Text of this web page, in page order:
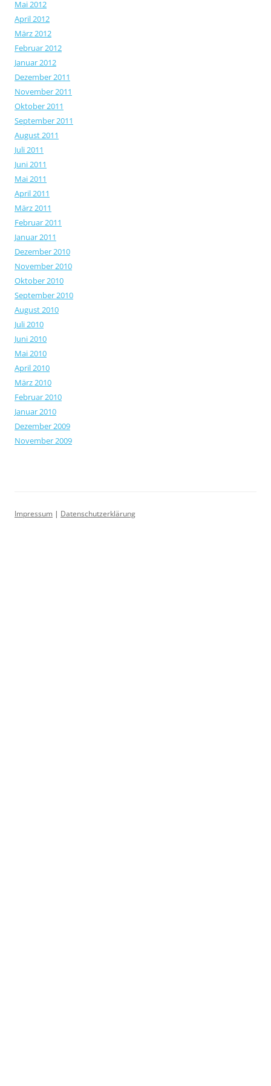
Mai 2012
April 2012
März 2012
Februar 2012
Januar 2012
Dezember 2011
November 2011
Oktober 2011
September 2011
August 2011
Juli 2011
Juni 2011
Mai 2011
April 2011
März 2011
Februar 2011
Januar 2011
Dezember 2010
November 2010
Oktober 2010
September 2010
August 2010
Juli 2010
Juni 2010
Mai 2010
April 2010
März 2010
Februar 2010
Januar 2010
Dezember 2009
November 2009
Impressum | Datenschutzerklärung